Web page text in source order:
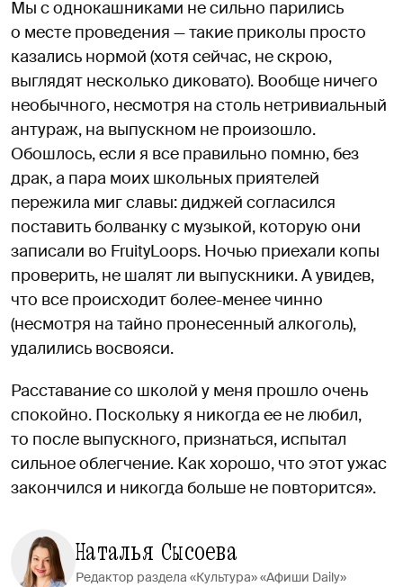
Мы с однокашниками не сильно парились
о месте проведения — такие приколы просто
казались нормой (хотя сейчас, не скрою,
выглядят несколько диковато). Вообще ничего
необычного, несмотря на столь нетривиальный
антураж, на выпускном не произошло.
Обошлось, если я все правильно помню, без
драк, а пара моих школьных приятелей
пережила миг славы: диджей согласился
поставить болванку с музыкой, которую они
записали во FruityLoops. Ночью приехали копы
проверить, не шалят ли выпускники. А увидев,
что все происходит более-менее чинно
(несмотря на тайно пронесенный алкоголь),
удалились восвояси.
Расставание со школой у меня прошло очень
спокойно. Поскольку я никогда ее не любил,
то после выпускного, признаться, испытал
сильное облегчение. Как хорошо, что этот ужас
закончился и никогда больше не повторится».
Наталья Сысоева
Редактор раздела «Культура» «Афиши Daily»